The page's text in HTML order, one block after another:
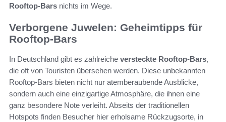
Rooftop-Bars nichts im Wege.
Verborgene Juwelen: Geheimtipps für
Rooftop-Bars
In Deutschland gibt es zahlreiche versteckte Rooftop-Bars,
die oft von Touristen übersehen werden. Diese unbekannten
Rooftop-Bars bieten nicht nur atemberaubende Ausblicke,
sondern auch eine einzigartige Atmosphäre, die ihnen eine
ganz besondere Note verleiht. Abseits der traditionellen
Hotspots finden Besucher hier erholsame Rückzugsorte, in